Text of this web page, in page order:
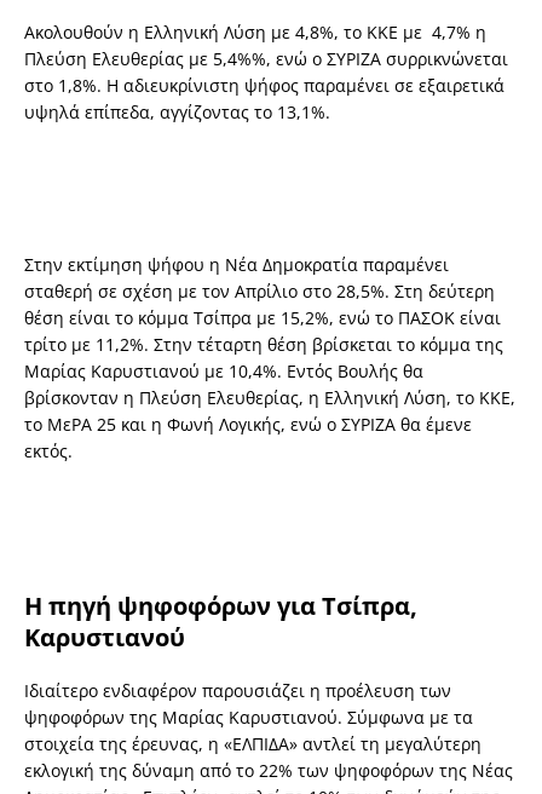
Ακολουθούν η Ελληνική Λύση με 4,8%, το ΚΚΕ με 4,7% η
Πλεύση Ελευθερίας με 5,4%%, ενώ ο ΣΥΡΙΖΑ συρρικνώνεται
στο 1,8%. Η αδιευκρίνιστη ψήφος παραμένει σε εξαιρετικά
υψηλά επίπεδα, αγγίζοντας το 13,1%.
Στην εκτίμηση ψήφου η Νέα Δημοκρατία παραμένει
σταθερή σε σχέση με τον Απρίλιο στο 28,5%. Στη δεύτερη
θέση είναι το κόμμα Τσίπρα με 15,2%, ενώ το ΠΑΣΟΚ είναι
τρίτο με 11,2%. Στην τέταρτη θέση βρίσκεται το κόμμα της
Μαρίας Καρυστιανού με 10,4%. Εντός Βουλής θα
βρίσκονταν η Πλεύση Ελευθερίας, η Ελληνική Λύση, το ΚΚΕ,
το ΜεΡΑ 25 και η Φωνή Λογικής, ενώ ο ΣΥΡΙΖΑ θα έμενε
εκτός.
Η πηγή ψηφοφόρων για Τσίπρα,
Καρυστιανού
Ιδιαίτερο ενδιαφέρον παρουσιάζει η προέλευση των
ψηφοφόρων της Μαρίας Καρυστιανού. Σύμφωνα με τα
στοιχεία της έρευνας, η «ΕΛΠΙΔΑ» αντλεί τη μεγαλύτερη
εκλογική της δύναμη από το 22% των ψηφοφόρων της Νέας